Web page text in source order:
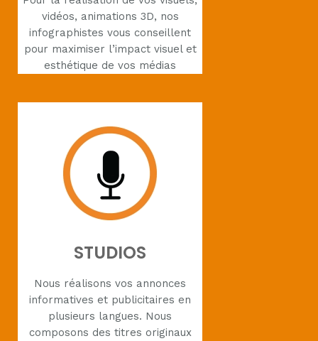
vidéos, animations 3D, nos
infographistes vous conseillent
pour maximiser l’impact visuel et
esthétique de vos médias
STUDIOS
Nous réalisons vos annonces
informatives et publicitaires en
plusieurs langues. Nous
composons des titres originaux